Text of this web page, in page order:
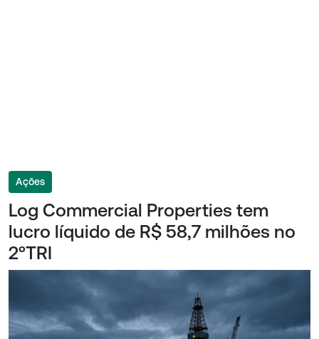
Ações
Log Commercial Properties tem
lucro líquido de R$ 58,7 milhões no
2ºTRI